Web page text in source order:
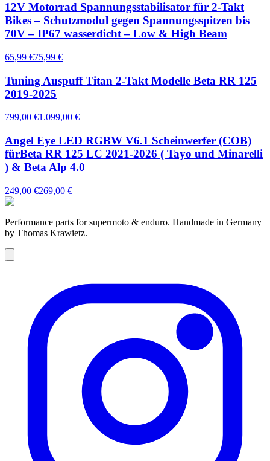
12V Motorrad Spannungsstabilisator für 2-Takt
Bikes – Schutzmodul gegen Spannungsspitzen bis
70V – IP67 wasserdicht – Low & High Beam
65,99 €75,99 €
Tuning Auspuff Titan 2-Takt Modelle Beta RR 125
2019-2025
799,00 €1.099,00 €
Angel Eye LED RGBW V6.1 Scheinwerfer (COB)
fürBeta RR 125 LC 2021-2026 ( Tayo und Minarelli
) & Beta Alp 4.0
249,00 €269,00 €
Performance parts for supermoto & enduro. Handmade in Germany
by Thomas Krawietz.